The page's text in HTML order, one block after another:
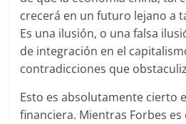
crecerá en un futuro lejano a
Es una ilusión, o una falsa
de integración en el
contradicciones que
Esto es absolutamente cierto
financiera. Mientras Forbes